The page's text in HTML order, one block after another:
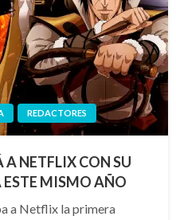
REDACTORES
NETFLIX CON SU
MISMO AÑO
a Netflix la primera